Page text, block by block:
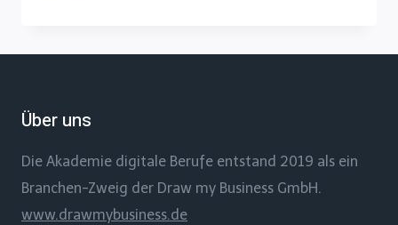
Über uns
Die Akademie digitale Berufe entstand 2019 als ein
Branchen-Zweig der Draw my Business GmbH.
www.drawmybusiness.de